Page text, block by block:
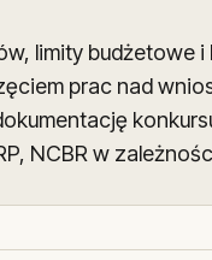
limity budżetowe
prac nad
NCBR w